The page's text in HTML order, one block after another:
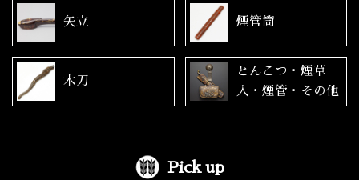
矢立 煙管筒
木刀
とんこつ・煙草
入・煙管・その他
Pick up